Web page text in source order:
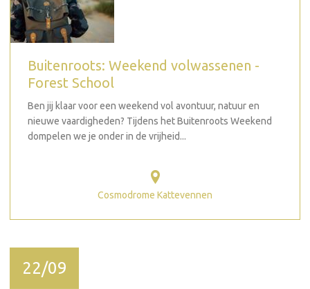
Buitenroots: Weekend volwassenen -
Forest School
Ben jij klaar voor een weekend vol avontuur, natuur en
nieuwe vaardigheden? Tijdens het Buitenroots Weekend
dompelen we je onder in de vrijheid...
Cosmodrome Kattevennen
22/09